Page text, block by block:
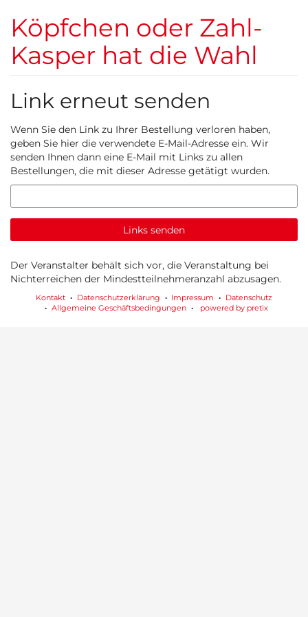
Haupt-
Inhalt
springen
Köpfchen oder Zahl-
Kasper hat die Wahl
Link erneut senden
Wenn Sie den Link zu Ihrer Bestellung verloren haben,
geben Sie hier die verwendete E-Mail-Adresse ein. Wir
senden Ihnen dann eine E-Mail mit Links zu allen
Bestellungen, die mit dieser Adresse getätigt wurden.
E-
Mail
Links senden
Der Veranstalter behält sich vor, die Veranstaltung bei
Nichterreichen der Mindestteilnehmeranzahl abzusagen.
Kontakt Datenschutzerklärung Impressum
Datenschutz
Allgemeine Geschäftsbedingungen
powered by pretix